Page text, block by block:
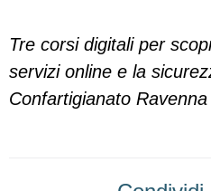
Tre corsi digitali per
servizi online e la
Confartigianato